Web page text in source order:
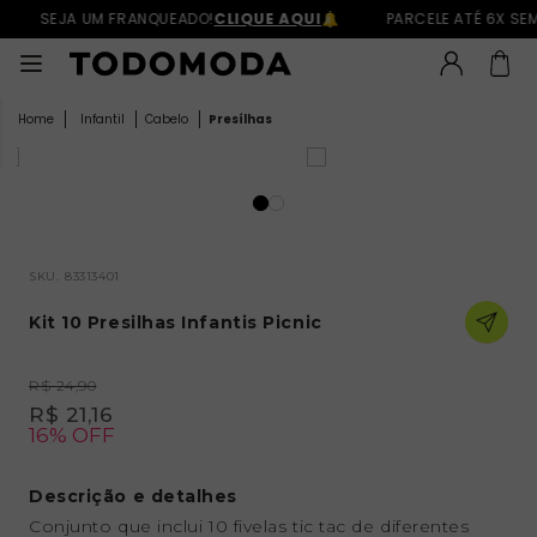
SEJA UM FRANQUEADO!CLIQUE AQUI PARCELE ATÉ 6X
Infantil Cabelo Presílhas
SKU. 83313401
Kit 10 Presilhas Infantis Picnic
R$ 24,90
R$ 21,16
16% OFF
Descrição e detalhes
Conjunto que inclui 10 fivelas tic tac de diferentes